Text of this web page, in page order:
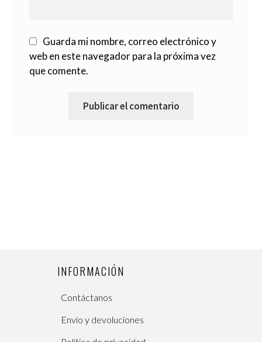
Guarda mi nombre, correo electrónico y
web en este navegador para la próxima vez
que comente.
INFORMACIÓN
Contáctanos
Envío y devoluciones